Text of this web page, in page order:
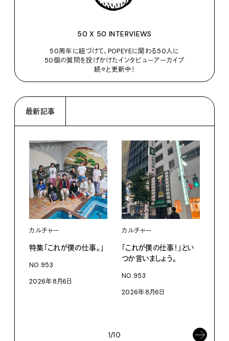
50 X 50 INTERVIEWS
50周年に紐づけて、POPEYEに関わる50人に
50個の質問を投げかけたインタビューアーカイブ
続々と更新中！
最新記事
カルチャー
特集「これが僕の仕事。」
NO.953
2026年8月6日
カルチャー
「これが僕の仕事！」とい
つか言いましょう。
NO.953
2026年8月6日
1/10